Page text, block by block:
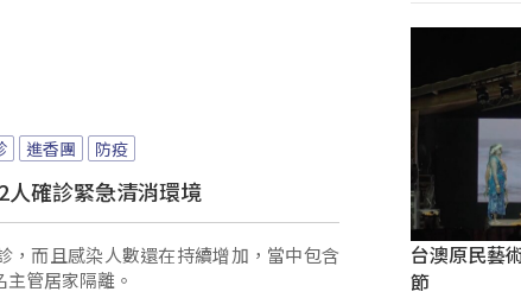
進香團 防疫
人確診緊急清消環境
，而且感染人數還在持續增加，當中包含
管居家隔離。
台澳原民藝
節